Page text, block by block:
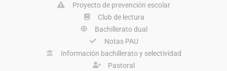
Proyecto de prevención escolar
Club de lectura
Bachillerato dual
Notas PAU
Información bachillerato y selectividad
Pastoral